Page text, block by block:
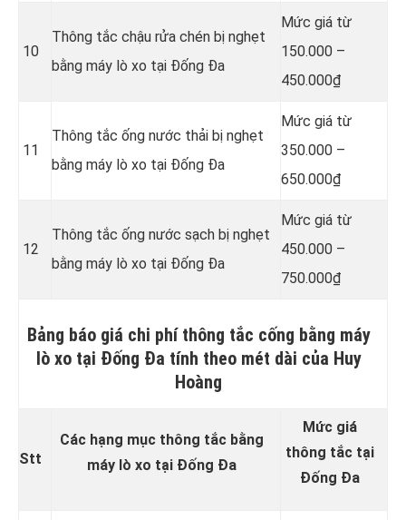
10
Thông tắc chậu rửa chén bị nghẹt
bằng máy lò xo tại Đống Đa
Mức giá từ
150.000 –
450.000₫
11
Thông tắc ống nước thải bị nghẹt
bằng máy lò xo tại Đống Đa
Mức giá từ
350.000 –
650.000₫
12
Thông tắc ống nước sạch bị nghẹt
bằng máy lò xo tại Đống Đa
Mức giá từ
450.000 –
750.000₫
Bảng báo giá chi phí thông tắc cống bằng máy
lò xo tại Đống Đa tính theo mét dài của Huy
Hoàng
Stt
Các hạng mục thông tắc bằng
máy lò xo tại Đống Đa
Mức giá
thông tắc tại
Đống Đa